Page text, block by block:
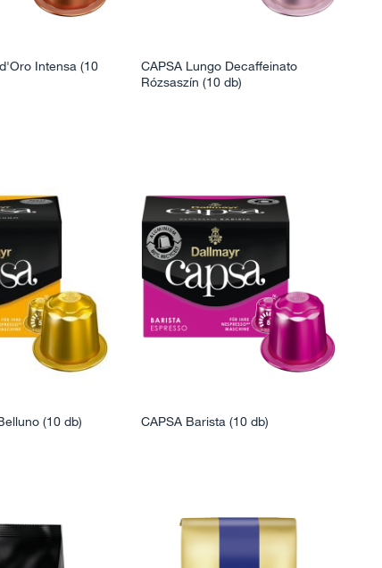
Intensa (10
CAPSA Lungo Decaffeinato
Rózsaszín (10 db)
(10 db) CAPSA Barista (10 db)